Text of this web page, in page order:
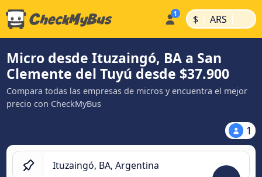
$ | ARS |
Micro desde Ituzaingó, BA a San
Clemente del Tuyú desde $37.900
Compara todas las empresas de micros y encuentra el mejor
precio con CheckMyBus
1